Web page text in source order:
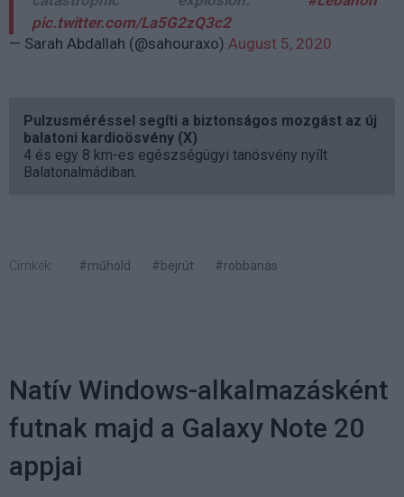
pic.twitter.com/La5G2zQ3c2
— Sarah Abdallah (@sahouraxo) August 5, 2020
Pulzusméréssel segíti a biztonságos mozgást az új
balatoni kardioösvény (X)
4 és egy 8 km-es egészségügyi tanösvény nyílt
Balatonalmádiban.
Címkék: #műhold #bejrút #robbanás
Natív Windows-alkalmazásként
futnak majd a Galaxy Note 20
appjai